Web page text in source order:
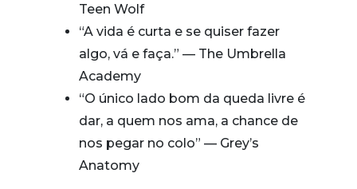
Teen Wolf
“A vida é curta e se quiser fazer
algo, vá e faça.” — The Umbrella
Academy
“O único lado bom da queda livre é
dar, a quem nos ama, a chance de
nos pegar no colo” — Grey’s
Anatomy